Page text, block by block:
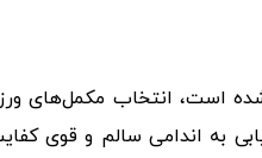
است، انتخاب مکمل‌های
به اندامی سالم و قوی